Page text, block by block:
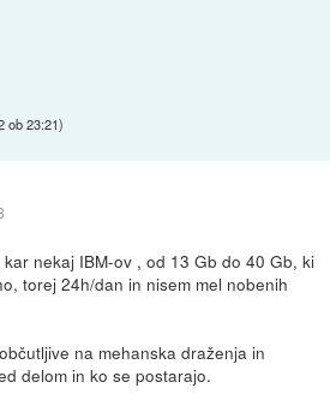
ob 23:21)
nekaj IBM-ov , od 13 Gb do 40 Gb, ki
torej 24h/dan in nisem mel nobenih
na mehanska draženja in
delom in ko se postarajo.